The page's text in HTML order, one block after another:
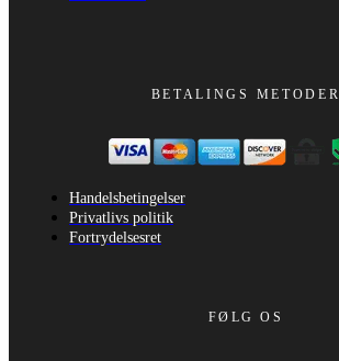
BETALINGS METODER
Handelsbetingelser
Privatlivs politik
Fortrydelsesret
FØLG OS